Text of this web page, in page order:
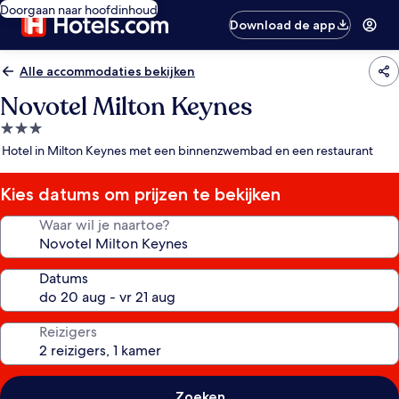
Doorgaan naar hoofdinhoud
Download de app
Alle accommodaties bekijken
Novotel Milton Keynes
3.0-
sterrenaccommodatie
Hotel in Milton Keynes met een binnenzwembad en een restaurant
Kies datums om prijzen te bekijken
Waar wil je naartoe?
Datums
Reizigers